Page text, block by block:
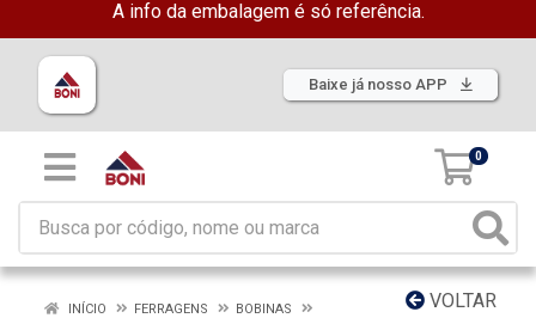
A info da embalagem é só referência.
Baixe já nosso APP
0
VOLTAR
INÍCIO FERRAGENS
BOBINAS